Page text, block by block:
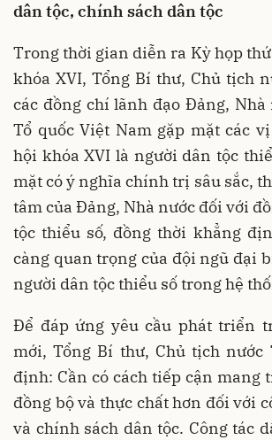
dân tộc, chính sách dân tộc
Trong thời gian diễn ra Kỳ họp
khóa XVI, Tổng Bí thư, Chủ tịch
các đồng chí lãnh đạo Đảng,
Tổ quốc Việt Nam gặp mặt các
hội khóa XVI là người dân tộc
mặt có ý nghĩa chính trị sâu sắc,
tâm của Đảng, Nhà nước đối với
tộc thiểu số, đồng thời khẳng
càng quan trọng của đội ngũ đại
người dân tộc thiểu số trong hệ
Để đáp ứng yêu cầu phát triển
mới, Tổng Bí thư, Chủ tịch nước
định: Cần có cách tiếp cận mang
đồng bộ và thực chất hơn đối với
và chính sách dân tộc. Công tác